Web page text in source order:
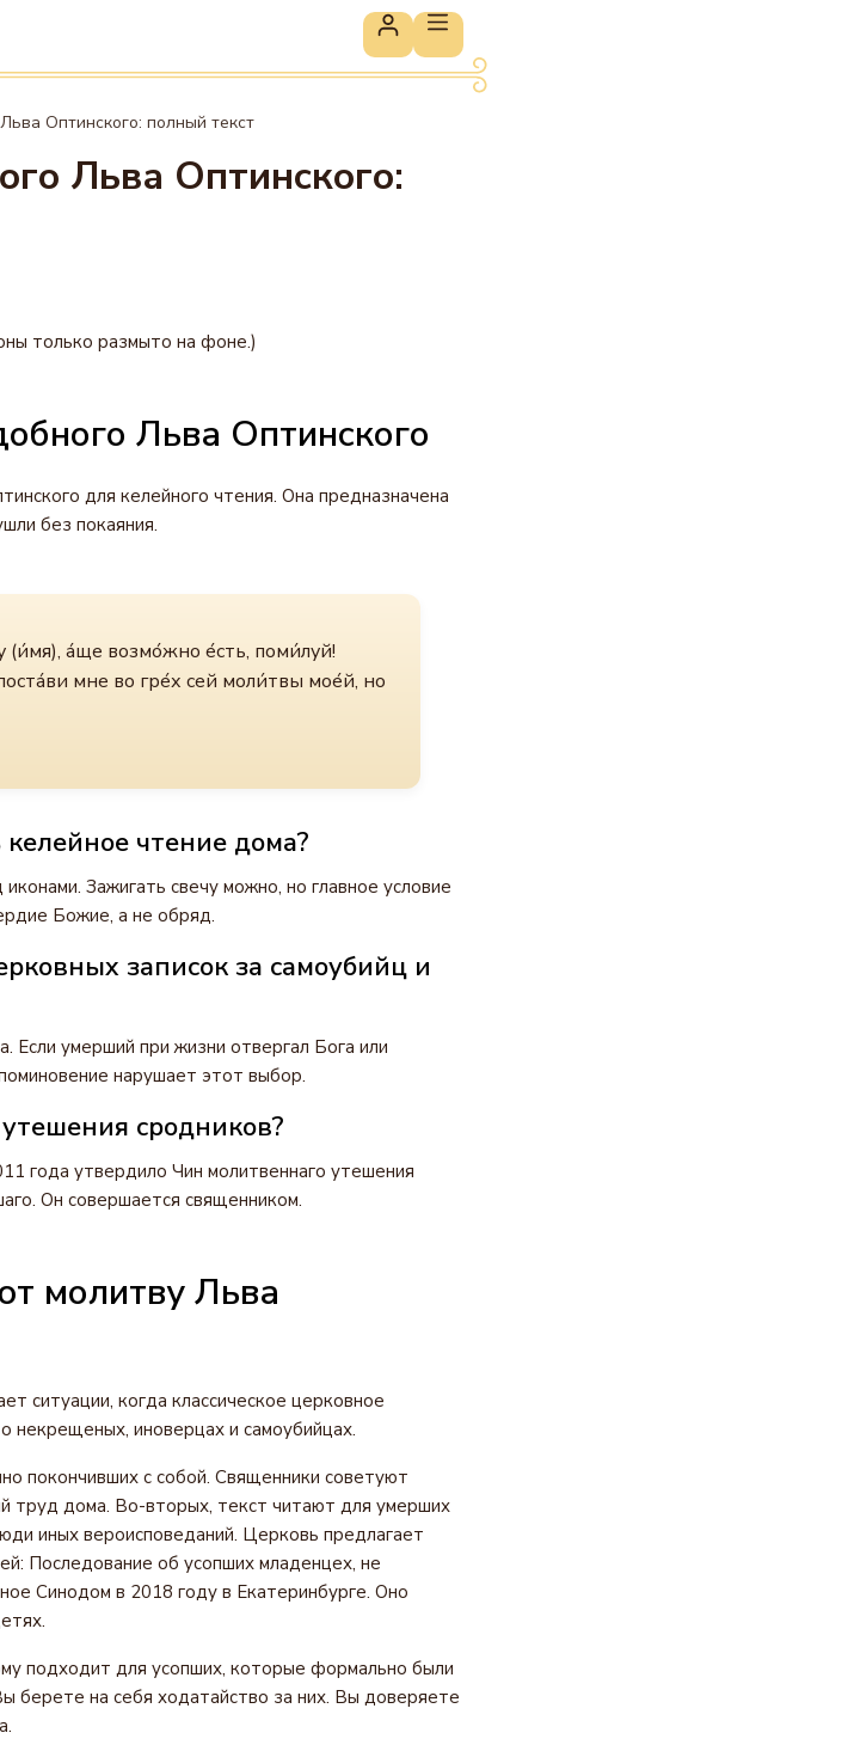
Оптинского: полный текст
Льва Оптинского:
только размыто на фоне.)
Льва Оптинского
для келейного чтения. Она предназначена
без покаяния.
а́ще возмо́жно е́сть, поми́луй!
мне во гре́х сей моли́твы мое́й, но
чтение дома?
Зажигать свечу можно, но главное условие
Божие, а не обряд.
записок за самоубийц и
умерший при жизни отвергал Бога или
нарушает этот выбор.
сродников?
года утвердило Чин молитвеннаго утешения
Он совершается священником.
молитву Льва
ситуации, когда классическое церковное
некрещеных, иноверцах и самоубийцах.
покончивших с собой. Священники советуют
труд дома. Во-вторых, текст читают для умерших
иных вероисповеданий. Церковь предлагает
Последование об усопших младенцех, не
Синодом в 2018 году в Екатеринбурге. Оно
подходит для усопших, которые формально были
берете на себя ходатайство за них. Вы доверяете